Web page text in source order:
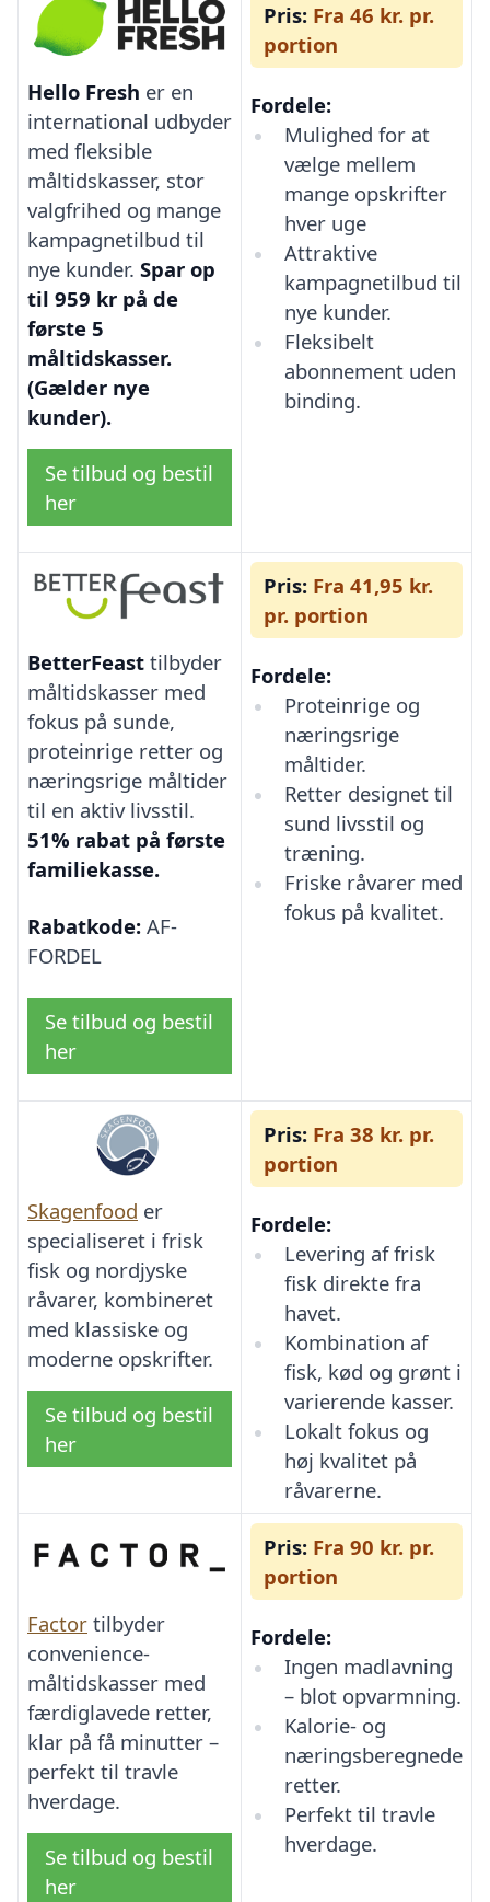
Hello Fresh er en
international udbyder
med fleksible
måltidskasser, stor
valgfrihed og mange
kampagnetilbud til
nye kunder. Spar op
til 959 kr på de
første 5
måltidskasser.
(Gælder nye
kunder).
Se tilbud og bestil
her
Pris: Fra 46 kr. pr.
portion
Fordele:
Mulighed for at
vælge mellem
mange opskrifter
hver uge
Attraktive
kampagnetilbud til
nye kunder.
Fleksibelt
abonnement uden
binding.
BetterFeast tilbyder
måltidskasser med
fokus på sunde,
proteinrige retter og
næringsrige måltider
til en aktiv livsstil.
51% rabat på første
familiekasse.
Rabatkode: AF-
FORDEL
Se tilbud og bestil
her
Pris: Fra 41,95 kr.
pr. portion
Fordele:
Proteinrige og
næringsrige
måltider.
Retter designet til
sund livsstil og
træning.
Friske råvarer med
fokus på kvalitet.
Skagenfood er
specialiseret i frisk
fisk og nordjyske
råvarer, kombineret
med klassiske og
moderne opskrifter.
Se tilbud og bestil
her
Pris: Fra 38 kr. pr.
portion
Fordele:
Levering af frisk
fisk direkte fra
havet.
Kombination af
fisk, kød og grønt i
varierende kasser.
Lokalt fokus og
høj kvalitet på
råvarerne.
Factor tilbyder
convenience-
måltidskasser med
færdiglavede retter,
klar på få minutter –
perfekt til travle
hverdage.
Se tilbud og bestil
her
Pris: Fra 90 kr. pr.
portion
Fordele:
Ingen madlavning
– blot opvarmning.
Kalorie- og
næringsberegnede
retter.
Perfekt til travle
hverdage.